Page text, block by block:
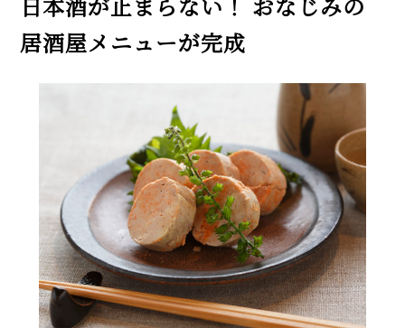
居酒屋メニューが完成